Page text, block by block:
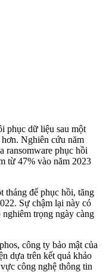
phục dữ liệu sau một
Nghiên cứu năm
ransomware phục hồi
từ 47% vào năm 2023
tháng để phục hồi, tăng
Sự chậm lại này có
trọng ngày càng
công ty bảo mật của
dựa trên kết quả khảo
công nghệ thông tin